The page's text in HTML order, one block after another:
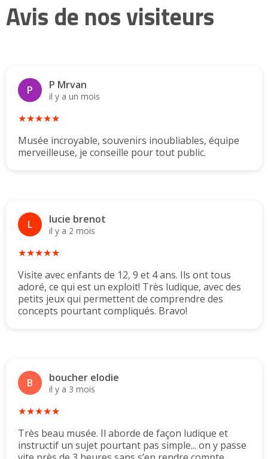
Avis de nos visiteurs
P P Mrvan
il y a un mois
★★★★★
Musée incroyable, souvenirs inoubliables, équipe
merveilleuse, je conseille pour tout public.
L lucie brenot
il y a 2 mois
★★★★★
Visite avec enfants de 12, 9 et 4 ans. Ils ont tous
adoré, ce qui est un exploit! Très ludique, avec des
petits jeux qui permettent de comprendre des
concepts pourtant compliqués. Bravo!
B boucher elodie
il y a 3 mois
★★★★★
Très beau musée. Il aborde de façon ludique et
instructif un sujet pourtant pas simple... on y passe